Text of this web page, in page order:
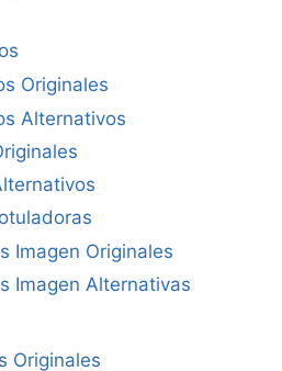
Originales
Alternativos
Imagen Originales
Imagen Alternativas
Originales